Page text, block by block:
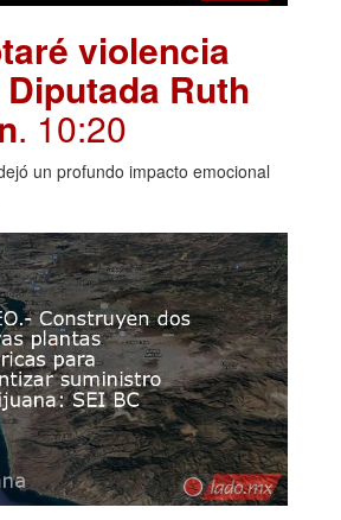
violencia
Ruth
. 10:20
un profundo impacto emocional